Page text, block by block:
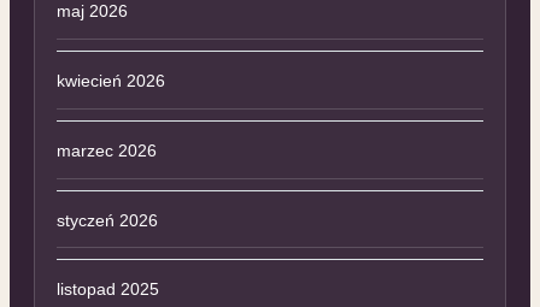
maj 2026
kwiecień 2026
marzec 2026
styczeń 2026
listopad 2025